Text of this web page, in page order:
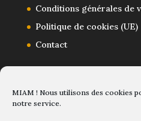
MIAM ! Nous utilisons des cookies
notre service.
Conditions générales de
Politique de cookies (UE)
Contact